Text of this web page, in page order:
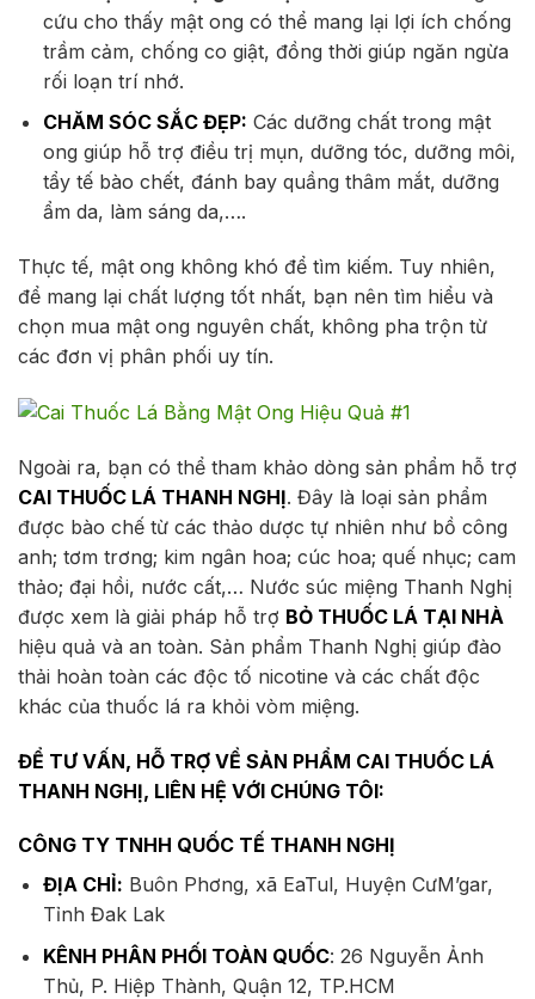
cứu cho thấy mật ong có thể mang lại lợi ích chống
trầm cảm, chống co giật, đồng thời giúp ngăn ngừa
rối loạn trí nhớ.
CHĂM SÓC SẮC ĐẸP: Các dưỡng chất trong mật
ong giúp hỗ trợ điều trị mụn, dưỡng tóc, dưỡng môi,
tẩy tế bào chết, đánh bay quầng thâm mắt, dưỡng
ẩm da, làm sáng da,….
Thực tế, mật ong không khó để tìm kiếm. Tuy nhiên,
để mang lại chất lượng tốt nhất, bạn nên tìm hiểu và
chọn mua mật ong nguyên chất, không pha trộn từ
các đơn vị phân phối uy tín.
Ngoài ra, bạn có thể tham khảo dòng sản phẩm hỗ trợ
CAI THUỐC LÁ THANH NGHỊ. Đây là loại sản phẩm
được bào chế từ các thảo dược tự nhiên như bồ công
anh; tơm trơng; kim ngân hoa; cúc hoa; quế nhục; cam
thảo; đại hồi, nước cất,… Nước súc miệng Thanh Nghị
được xem là giải pháp hỗ trợ BỎ THUỐC LÁ TẠI NHÀ
hiệu quả và an toàn. Sản phẩm Thanh Nghị giúp đào
thải hoàn toàn các độc tố nicotine và các chất độc
khác của thuốc lá ra khỏi vòm miệng.
ĐỂ TƯ VẤN, HỖ TRỢ VỀ SẢN PHẨM CAI THUỐC LÁ
THANH NGHỊ, LIÊN HỆ VỚI CHÚNG TÔI:
CÔNG TY TNHH QUỐC TẾ THANH NGHỊ
ĐỊA CHỈ: Buôn Phơng, xã EaTul, Huyện CưM’gar,
Tỉnh Đak Lak
KÊNH PHÂN PHỐI TOÀN QUỐC: 26 Nguyễn Ảnh
Thủ, P. Hiệp Thành, Quận 12, TP.HCM